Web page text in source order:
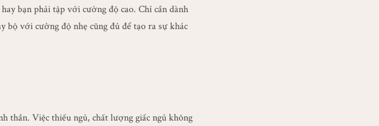
bạn phải tập với cường độ cao. Chỉ cần dành
bộ với cường độ nhẹ cũng đủ để tạo ra sự khác
thần. Việc thiếu ngủ, chất lượng giấc ngủ không